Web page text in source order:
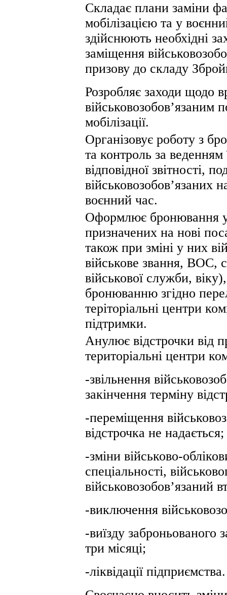
Складає плани заміни
мобілізацією та у
здійснюють необхідні
заміщення
призову до складу
Розробляє заходи щодо
військовозобов’язаним
мобілізації.
Організовує роботу з
та контроль за веденням
відповідної звітності,
військовозобов’язаних
воєнний час.
Оформлює бронювання
призначених на нові
також при зміні у них
військове звання, ВОС,
військової служби,
бронюванню згідно
теріторіальні центри
підтримки.
Анулює відстрочки від
територіальні центри
-звільнення
закінчення терміну
-переміщення
відстрочка не надається;
-зміни військово-
спеціальності,
військовозобов’язаний
-виключення
-виїзду заброньованого
три місяці;
-ліквідації підприємства.